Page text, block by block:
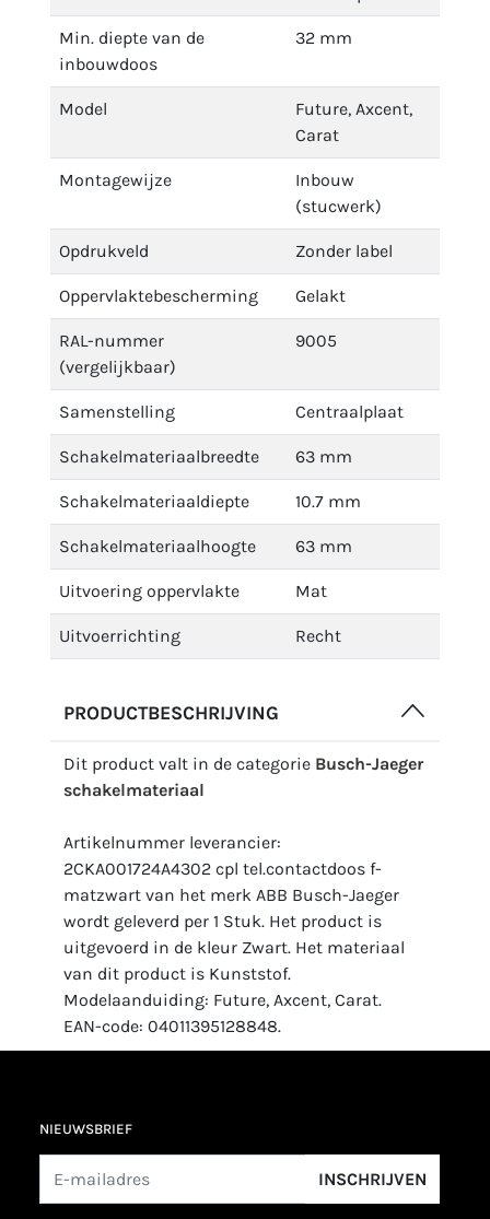
Min. diepte van de
inbouwdoos
32 mm
Model
Future, Axcent,
Carat
Montagewijze
Inbouw
(stucwerk)
Opdrukveld Zonder label
Oppervlaktebescherming Gelakt
RAL-nummer
(vergelijkbaar)
9005
Samenstelling Centraalplaat
Schakelmateriaalbreedte 63 mm
Schakelmateriaaldiepte 10.7 mm
Schakelmateriaalhoogte 63 mm
Uitvoering oppervlakte Mat
Uitvoerrichting Recht
PRODUCTBESCHRIJVING
Dit product valt in de categorie Busch-Jaeger
schakelmateriaal
Artikelnummer leverancier:
2CKA001724A4302 cpl tel.contactdoos f-
matzwart van het merk ABB Busch-Jaeger
wordt geleverd per 1 Stuk. Het product is
uitgevoerd in de kleur Zwart. Het materiaal
van dit product is Kunststof.
Modelaanduiding: Future, Axcent, Carat.
EAN-code: 04011395128848.
NIEUWSBRIEF
INSCHRIJVEN